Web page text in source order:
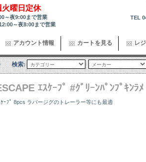
火曜日定休
～夜9:00まで営業
～夜8:00まで営業
TEL
アカウント情報 カートを見る レ
検索:
ｴｽｹｰﾌﾟ #ｸﾞﾘｰﾝﾊﾟﾝﾌﾟｷﾝﾗﾒ
ｰﾌﾟ 8pcs ラバージグのトレーラー等にも最適